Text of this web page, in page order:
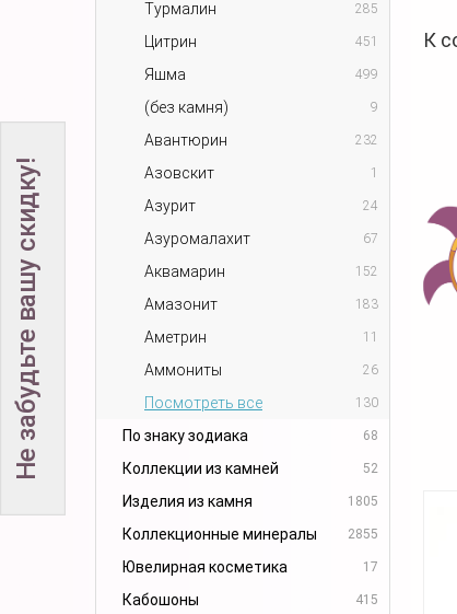
Турмалин 285
Цитрин 451
Яшма 499
(без камня) 9
Авантюрин 232
Азовскит 1
Азурит 24
Азуромалахит 67
Аквамарин 152
Амазонит 183
Аметрин 11
Аммониты 26
Посмотреть все 130
По знаку зодиака 68
Коллекции из камней 52
Изделия из камня 1805
Коллекционные минералы 2855
Ювелирная косметика 17
Кабошоны 415
К
Не забудьте вашу скидку!